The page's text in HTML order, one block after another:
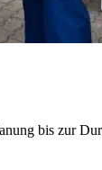
bis zur